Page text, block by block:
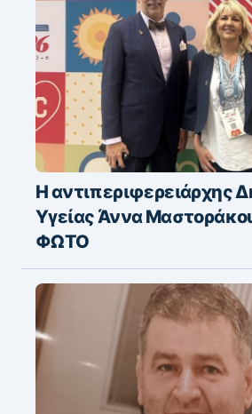
Η αντιπεριφερειάρχης
Υγείας Άννα
ΦΩΤΟ